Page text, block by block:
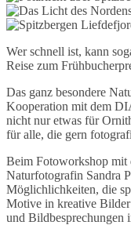
Wer schnell ist, kann
Reise zum
Das ganz besondere
Kooperation mit dem
nicht nur etwas für
für alle, die gern
Beim Fotoworkshop
Naturfotografin Sandra
Möglichlichkeiten, die
Motive in kreative
und Bildbesprechungen